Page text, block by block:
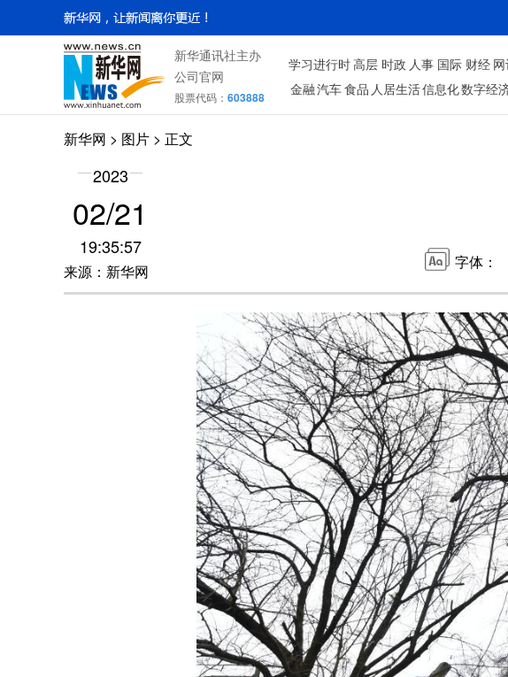
新华通讯社主办
公司官网
股票代码： 603888
学习进行时高层 时政 人事 国际 财经
金融汽车食品 人居生活信息化数字经
新华网 > 图片 > 正文
2023
02/21
19:35:57
来源：新华网 字体：